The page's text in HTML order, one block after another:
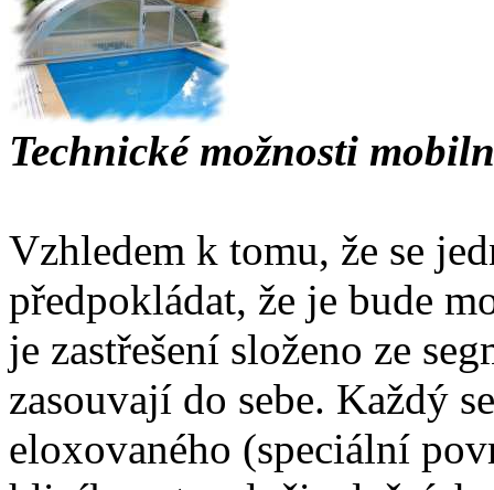
Technické možnosti
Vzhledem k tomu, že se
předpokládat, že je bude
je zastřešení složeno ze
zasouvají do sebe. Každý
eloxovaného (speciální